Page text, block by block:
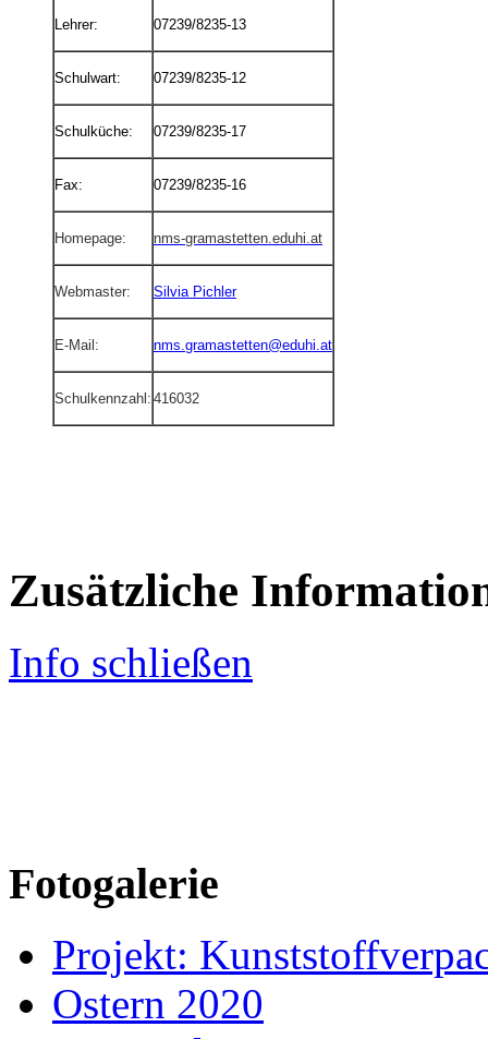
Lehrer: 07239/8235-13
Schulwart: 07239/8235-12
Schulküche: 07239/8235-17
Fax: 07239/8235-16
Homepage: nms-gramastetten.eduhi.at
Webmaster: Silvia Pichler
E-Mail: nms.gramastetten@eduhi.at
Schulkennzahl: 416032
Zusätzliche
Info schließen
Fotogalerie
Projekt:
Ostern 2020